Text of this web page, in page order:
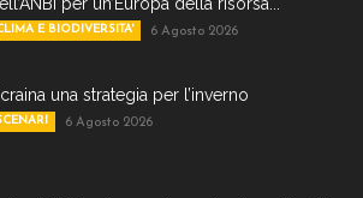
E BIODIVERSITA' 6 Agosto 2026
una strategia per l’inverno
6 Agosto 2026